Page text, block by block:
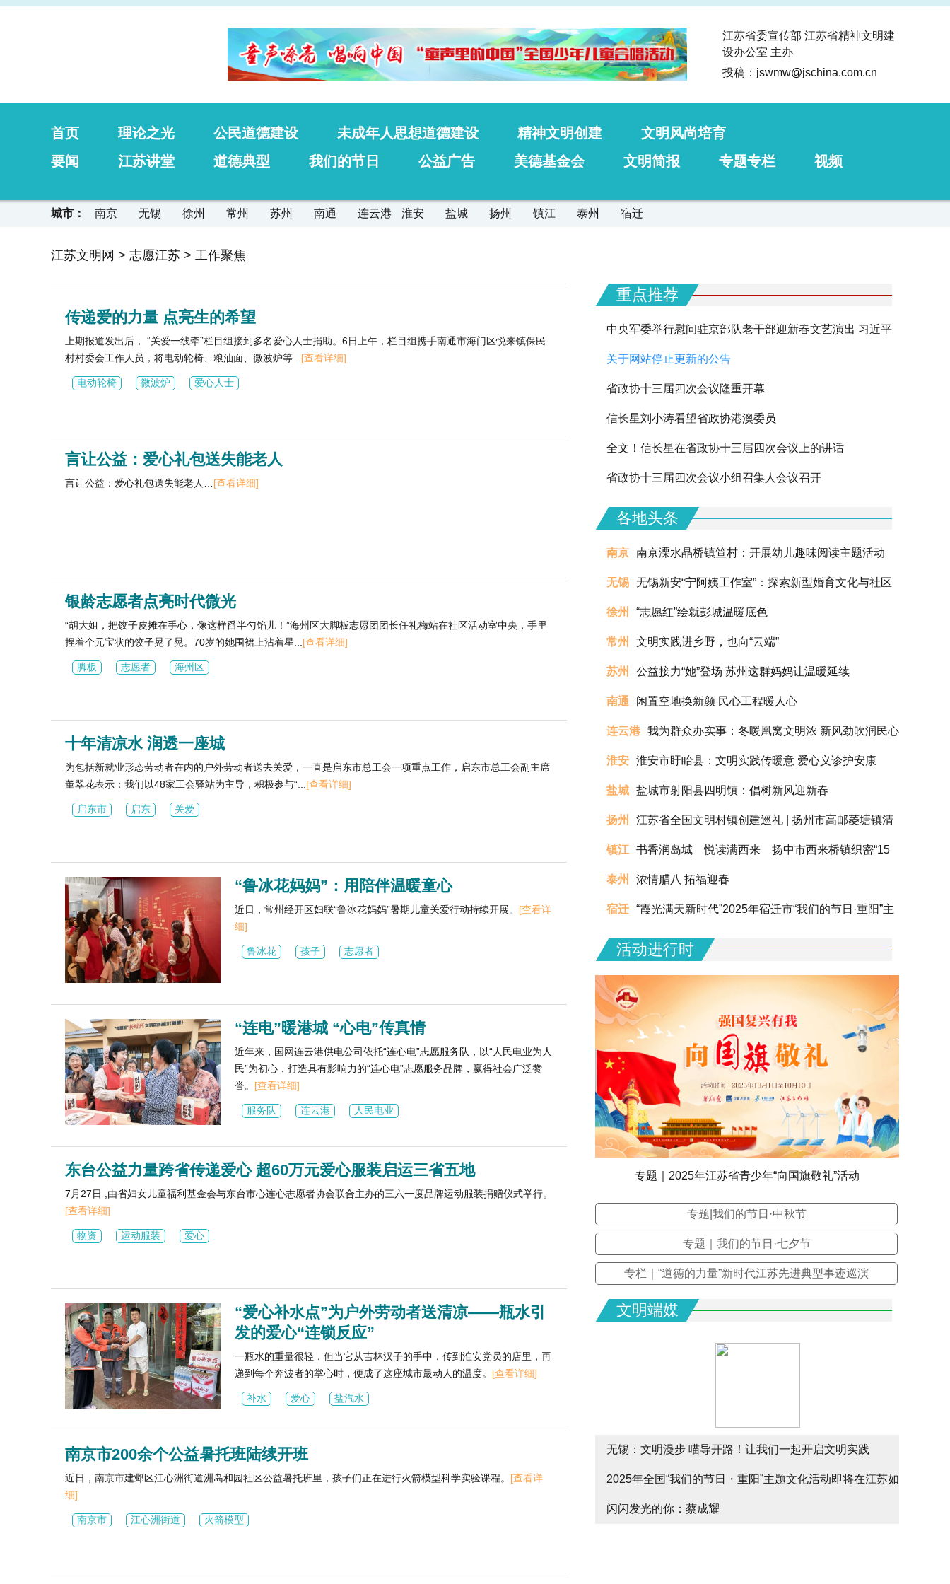
江苏省委宣传部 江苏省精神文明建
设办公室 主办
投稿：jswmw@jschina.com.cn
首页 理论之光 公民道德建设 未成年人思想道德建设 精神文明创建
文明风尚培育
要闻
江苏讲堂 道德典型 我们的节日 公益广告 美德基金会 文明简报 专题专栏 视频
城市： 南京 无锡 徐州 常州 苏州 南通 连云港 淮安 盐城 扬州 镇江 泰州 宿迁
江苏文明网 > 志愿江苏 > 工作聚焦
传递爱的力量 点亮生的希望
上期报道发出后， “关爱一线牵”栏目组接到多名爱心人士捐助。6日上午，栏目组携手南通市海门区悦来镇保民
村村委会工作人员，将电动轮椅、粮油面、微波炉等... [查看详细]
电动轮椅 微波炉 爱心人士
言让公益：爱心礼包送失能老人
言让公益：爱心礼包送失能老人… [查看详细]
银龄志愿者点亮时代微光
“胡大姐，把饺子皮摊在手心，像这样舀半勺馅儿！”海州区大脚板志愿团团长任礼梅站在社区活动室中央，手里
捏着个元宝状的饺子晃了晃。70岁的她围裙上沾着星... [查看详细]
脚板 志愿者 海州区
十年清凉水 润透一座城
为包括新就业形态劳动者在内的户外劳动者送去关爱，一直是启东市总工会一项重点工作，启东市总工会副主席
董翠花表示：我们以48家工会驿站为主导，积极参与“... [查看详细]
启东市 启东 关爱
“鲁冰花妈妈”：用陪伴温暖童心
近日，常州经开区妇联“鲁冰花妈妈”暑期儿童关爱行动持续开展。 [查看详
细]
鲁冰花 孩子 志愿者
“连电”暖港城 “心电”传真情
近年来，国网连云港供电公司依托“连心电”志愿服务队，以“人民电业为人
民”为初心，打造具有影响力的“连心电”志愿服务品牌，赢得社会广泛赞
誉。 [查看详细]
服务队 连云港 人民电业
东台公益力量跨省传递爱心 超60万元爱心服装启运三省五地
7月27日 ,由省妇女儿童福利基金会与东台市心连心志愿者协会联合主办的三六一度品牌运动服装捐赠仪式举行。
[查看详细]
物资 运动服装 爱心
“爱心补水点”为户外劳动者送清凉——瓶水引
发的爱心“连锁反应”
一瓶水的重量很轻，但当它从吉林汉子的手中，传到淮安党员的店里，再
递到每个奔波者的掌心时，便成了这座城市最动人的温度。 [查看详细]
补水 爱心 盐汽水
南京市200余个公益暑托班陆续开班
近日，南京市建邺区江心洲街道洲岛和园社区公益暑托班里，孩子们正在进行火箭模型科学实验课程。 [查看详
细]
南京市 江心洲街道 火箭模型
重点推荐
中央军委举行慰问驻京部队老干部迎新春文艺演出 习近平
向全军老同志祝贺新春
关于网站停止更新的公告
省政协十三届四次会议隆重开幕
信长星刘小涛看望省政协港澳委员
全文！信长星在省政协十三届四次会议上的讲话
省政协十三届四次会议小组召集人会议召开
各地头条
南京 南京溧水晶桥镇笪村：开展幼儿趣味阅读主题活动
无锡 无锡新安“宁阿姨工作室”：探索新型婚育文化与社区
治理融合的创新实践
徐州 “志愿红”绘就彭城温暖底色
常州 文明实践进乡野，也向“云端”
苏州 公益接力“她”登场 苏州这群妈妈让温暖延续
南通 闲置空地换新颜 民心工程暖人心
连云港 我为群众办实事：冬暖凰窝文明浓 新风劲吹润民心
淮安 淮安市盱眙县：文明实践传暖意 爱心义诊护安康
盐城 盐城市射阳县四明镇：倡树新风迎新春
扬州 江苏省全国文明村镇创建巡礼 | 扬州市高邮菱塘镇清
真村
镇江 书香润岛城 悦读满西来 扬中市西来桥镇织密“15
分钟阅读圈”滋养全龄人生
泰州 浓情腊八 拓福迎春
宿迁 “霞光满天新时代”2025年宿迁市“我们的节日·重阳”主
场活动圆满举办
活动进行时
专题｜2025年江苏省青少年“向国旗敬礼”活动
专题|我们的节日·中秋节
专题｜我们的节日·七夕节
专栏｜“道德的力量”新时代江苏先进典型事迹巡演
文明端媒
无锡：文明漫步 喵导开路！让我们一起开启文明实践
citywalk
2025年全国“我们的节日・重阳”主题文化活动即将在江苏如
皋启幕
闪闪发光的你：蔡成耀